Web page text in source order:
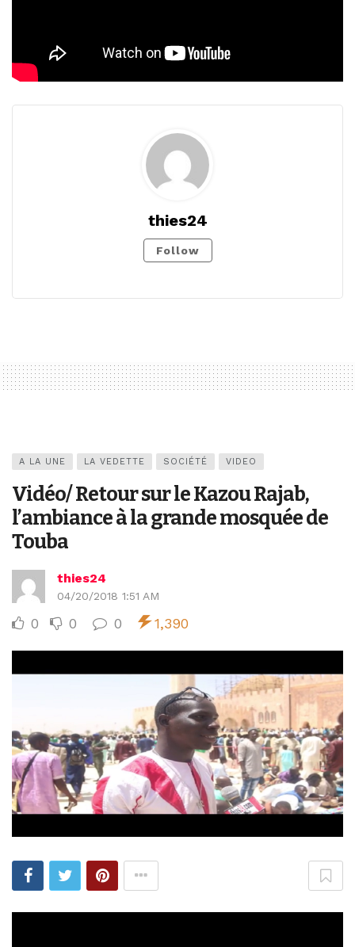
thies24
Follow
A LA UNE LA VEDETTE SOCIÉTÉ VIDEO
Vidéo/ Retour sur le Kazou Rajab,
l’ambiance à la grande mosquée de
Touba
thies24
04/20/2018 1:51 AM
0 0 0 1,390